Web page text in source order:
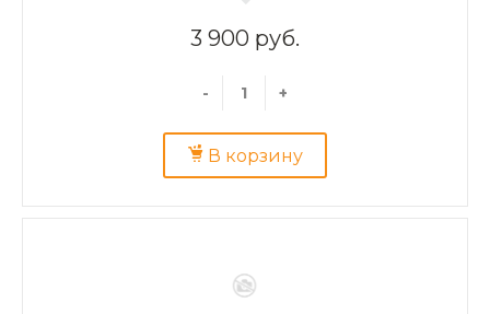
3 900 руб.
- +
В корзину